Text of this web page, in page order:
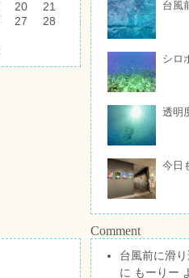
20
21
27
28
台風
シロ
透明
今日
Comment
台風前に滑
に もーりー